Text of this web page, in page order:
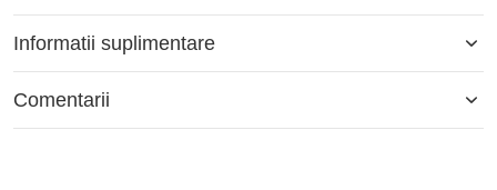
Informatii suplimentare
Comentarii